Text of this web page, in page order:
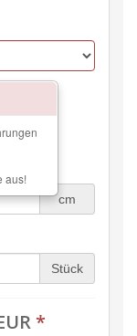
aus!
cm
Stück
*